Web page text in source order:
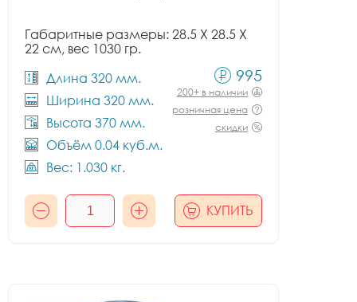
Габаритные размеры: 28.5 X 28.5 X
22 см, вес 1030 гр.
Длина 320 мм.
Ширина 320 мм.
Высота 370 мм.
Объём 0.04 куб.м.
Вес: 1.030 кг.
995
200+ в наличии
розничная цена
скидки
КУПИТЬ